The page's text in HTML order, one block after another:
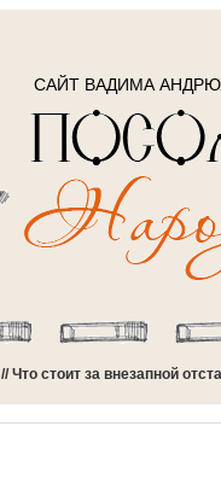
САЙТ ВАДИМА
// Что стоит за внезапной